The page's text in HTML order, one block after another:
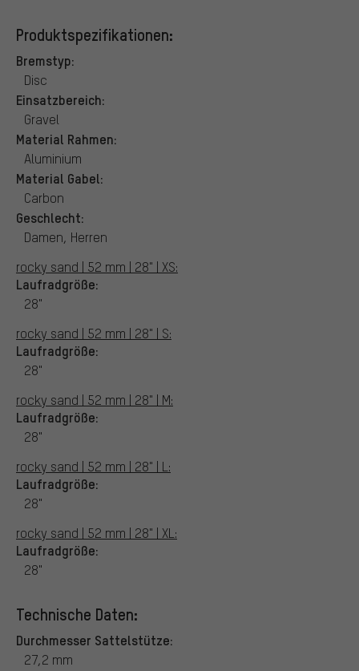
Produktspezifikationen:
Bremstyp:
Disc
Einsatzbereich:
Gravel
Material Rahmen:
Aluminium
Material Gabel:
Carbon
Geschlecht:
Damen, Herren
rocky sand | 52 mm | 28" | XS:
Laufradgröße:
28"
rocky sand | 52 mm | 28" | S:
Laufradgröße:
28"
rocky sand | 52 mm | 28" | M:
Laufradgröße:
28"
rocky sand | 52 mm | 28" | L:
Laufradgröße:
28"
rocky sand | 52 mm | 28" | XL:
Laufradgröße:
28"
Technische Daten:
Durchmesser Sattelstütze:
27,2 mm